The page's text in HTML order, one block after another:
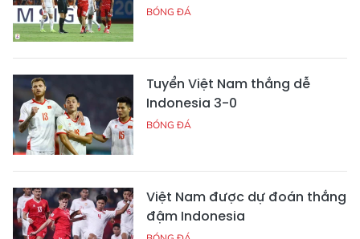
BÓNG ĐÁ
Tuyển Việt Nam thắng dễ
Indonesia 3-0
BÓNG ĐÁ
Việt Nam được dự đoán thắng
đậm Indonesia